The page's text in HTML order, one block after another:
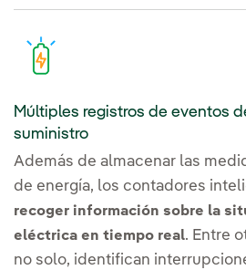
Múltiples registros de eventos
suministro
Además de almacenar las
de energía, los contadores
recoger información sobre la
eléctrica en tiempo real. Entre
no solo, identifican